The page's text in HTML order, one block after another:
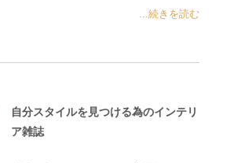
...続きを読む
自分スタイルを見つける為のインテリ
ア雑誌